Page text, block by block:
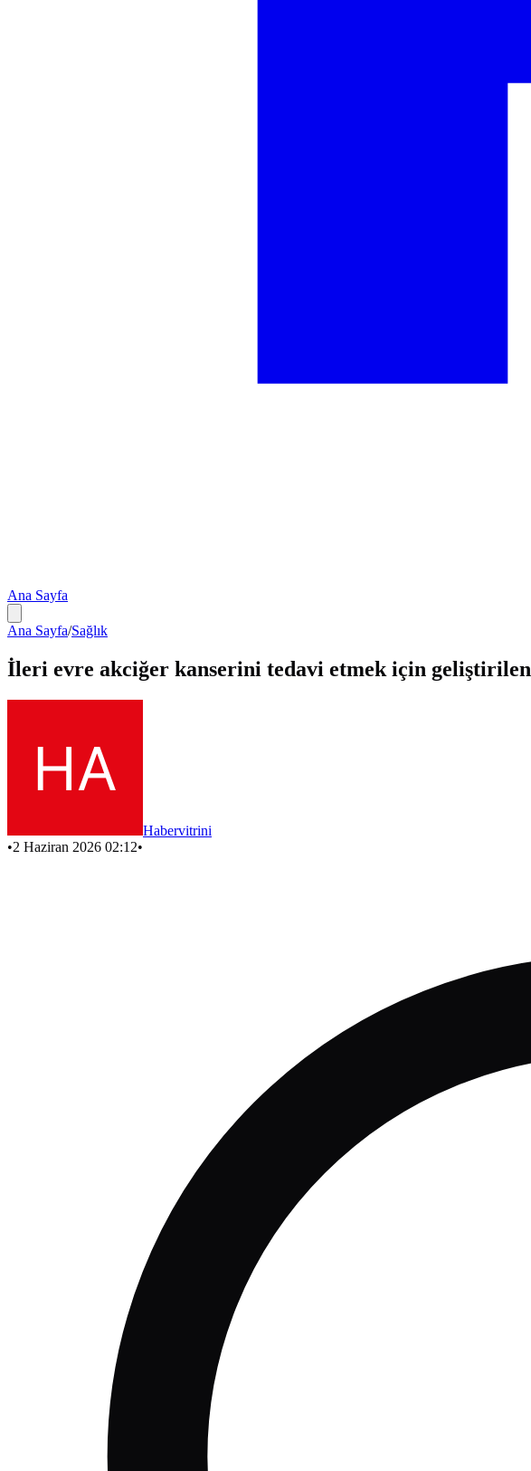
Ana Sayfa
Ana Sayfa/Sağlık
İleri evre akciğer kanserini tedavi etmek için
Habervitrini
•2 Haziran 2026 02:12•